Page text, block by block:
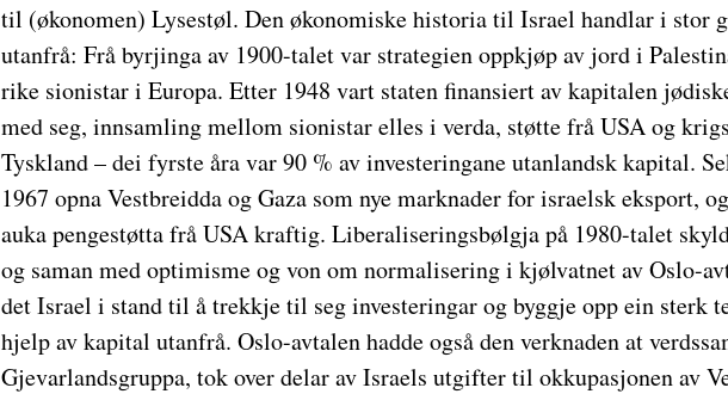
til (økonomen) Lysestøl. Den økonomiske historia til Israel handlar i stor
utanfrå: Frå byrjinga av 1900-talet var strategien oppkjøp av jord i
rike sionistar i Europa. Etter 1948 vart staten finansiert av kapitalen
med seg, innsamling mellom sionistar elles i verda, støtte frå USA og
Tyskland – dei fyrste åra var 90 % av investeringane utanlandsk kapital.
1967 opna Vestbreidda og Gaza som nye marknader for israelsk eksport,
auka pengestøtta frå USA kraftig. Liberaliseringsbølgja på 1980-talet
og saman med optimisme og von om normalisering i kjølvatnet av Oslo-
det Israel i stand til å trekkje til seg investeringar og byggje opp ein sterk
hjelp av kapital utanfrå. Oslo-avtalen hadde også den verknaden at
Gjevarlandsgruppa, tok over delar av Israels utgifter til okkupasjonen av